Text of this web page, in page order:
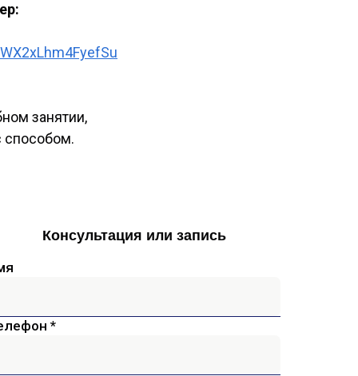
занятии,
способом.
Консультация или запись
*